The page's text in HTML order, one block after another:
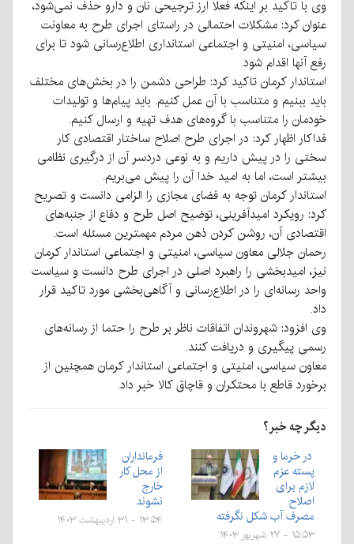
وی با تاکید بر اینکه فعلا ارز ترجیحی نان و دارو حذف نمی‌شود،
عنوان کرد: مشکلات احتمالی در راستای اجرای طرح به معاونت
سیاسی، امنیتی و اجتماعی استانداری اطلاع‌رسانی شود تا برای
رفع آنها اقدام شود.
استاندار کرمان تاکید کرد: طراحی دشمن را در بخش‌های مختلف
باید ببنیم و متناسب با آن عمل کنیم. باید پیام‌ها و تولیدات
خودمان را متناسب با گروه‌های هدف تهیه و ارسال کنیم.
فداکار اظهار کرد: در اجرای طرح اصلاح ساختار اقتصادی کار
سختی را در پیش داریم و به نوعی دردسر آن از درگیری نظامی
بیشتر است، اما به امید خدا آن را پیش می‌بریم.
استاندار کرمان توجه به فضای مجازی را الزامی دانست و تصریح
کرد: رویکرد امیدآفرینی، توضیح اصل طرح و دفاع از جنبه‌های
اقتصادی آن، روشن کردن ذهن مردم مهمترین مسئله است.
رحمان جلالی معاون سیاسی، امنیتی و اجتماعی استاندار کرمان
نیز، امیدبخشی را راهبرد اصلی در اجرای طرح دانست و سیاست
واحد رسانه‌ای را در اطلاع‌رسانی و آگاهی‌بخشی مورد تاکید قرار
داد.
وی افزود: شهروندان اتفاقات ناظر بر طرح را حتما از رسانه‌های
رسمی پیگیری و دریافت کنند.
معاون سیاسی، امنیتی و اجتماعی استاندار کرمان همچنین از
برخورد قاطع با محتکران و قاچاق کالا خبر داد.
دیگر چه خبر؟
در خرما و
پسته عزم
لازم برای
اصلاح
مصرف آب شکل نگرفته
۱۵:۵۳ - ۲۷ شهریور ۱۴۰۳
فرمانداران
از محل کار
خارج
نشوند
۱۳:۵۴ - ۳۱ اردیبهشت ۱۴۰۳